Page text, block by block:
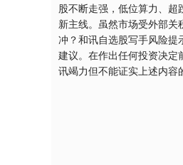
股不断走强，低位算力、
新主线。虽然市场受外部
冲？和讯自选股写手风险提
建议。在作出任何投资决定
讯竭力但不能证实上述内容
0.12% 深证成指